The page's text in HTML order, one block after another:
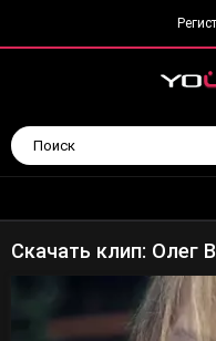
Скачать клип: Олег